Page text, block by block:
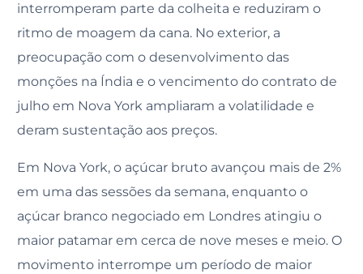
interromperam parte da colheita e reduziram o
ritmo de moagem da cana. No exterior, a
preocupação com o desenvolvimento das
monções na Índia e o vencimento do contrato de
julho em Nova York ampliaram a volatilidade e
deram sustentação aos preços.
Em Nova York, o açúcar bruto avançou mais de 2%
em uma das sessões da semana, enquanto o
açúcar branco negociado em Londres atingiu o
maior patamar em cerca de nove meses e meio. O
movimento interrompe um período de maior